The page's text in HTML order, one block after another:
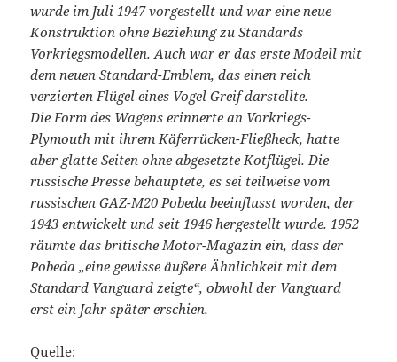
wurde im Juli 1947 vorgestellt und war eine neue
Konstruktion ohne Beziehung zu Standards
Vorkriegsmodellen. Auch war er das erste Modell mit
dem neuen Standard-Emblem, das einen reich
verzierten Flügel eines Vogel Greif darstellte.
Die Form des Wagens erinnerte an Vorkriegs-
Plymouth mit ihrem Käferrücken-Fließheck, hatte
aber glatte Seiten ohne abgesetzte Kotflügel. Die
russische Presse behauptete, es sei teilweise vom
russischen GAZ-M20 Pobeda beeinflusst worden, der
1943 entwickelt und seit 1946 hergestellt wurde. 1952
räumte das britische Motor-Magazin ein, dass der
Pobeda „eine gewisse äußere Ähnlichkeit mit dem
Standard Vanguard zeigte“, obwohl der Vanguard
erst ein Jahr später erschien.
Quelle: